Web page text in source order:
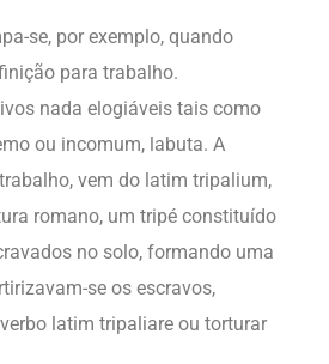
se, por exemplo, quando
para trabalho.
nada elogiáveis tais como
ou incomum, labuta. A
vem do latim tripalium,
romano, um tripé constituído
no solo, formando uma
se os escravos,
latim tripaliare ou torturar